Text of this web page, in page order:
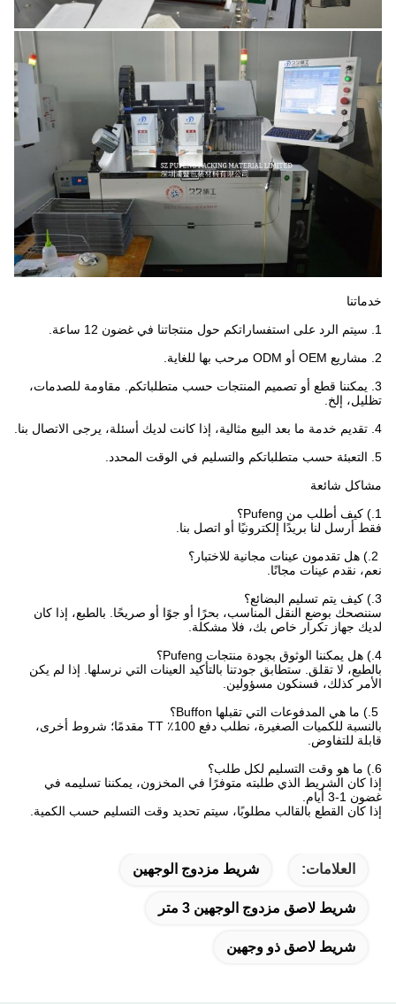
خدماتنا
1. سيتم الرد على استفساراتكم حول منتجاتنا في غضون 12 ساعة.
2. مشاريع OEM أو ODM مرحب بها للغاية.
3. يمكننا قطع أو تصميم المنتجات حسب متطلباتكم. مقاومة للصدمات،
تظليل، إلخ.
4. تقديم خدمة ما بعد البيع مثالية، إذا كانت لديك أسئلة، يرجى الاتصال بنا.
5. التعبئة حسب متطلباتكم والتسليم في الوقت المحدد.
مشاكل شائعة
1.) كيف أطلب من Pufeng؟
فقط أرسل لنا بريدًا إلكترونيًا أو اتصل بنا.
نعم، نقدم عينات مجانًا.
3.) كيف يتم تسليم البضائع؟
سننصحك بوضع النقل المناسب، بحرًا أو جوًا أو صريحًا. بالطبع، إذا كان
لديك جهاز تكرار خاص بك، فلا مشكلة.
4.) هل يمكننا الوثوق بجودة منتجات Pufeng؟
بالطبع، لا تقلق. ستطابق جودتنا بالتأكيد العينات التي نرسلها. إذا لم يكن
الأمر كذلك، فسنكون مسؤولين.
بالنسبة للكميات الصغيرة، نطلب دفع 100٪ TT مقدمًا؛ شروط أخرى،
قابلة للتفاوض.
6.) ما هو وقت التسليم لكل طلب؟
إذا كان الشريط الذي طلبته متوفرًا في المخزون، يمكننا تسليمه في
غضون 1-3 أيام.
إذا كان القطع بالقالب مطلوبًا، سيتم تحديد وقت التسليم حسب الكمية.
العلامات: شريط مزدوج الوجهين
شريط لاصق مزدوج الوجهين 3 متر
شريط لاصق ذو وجهين